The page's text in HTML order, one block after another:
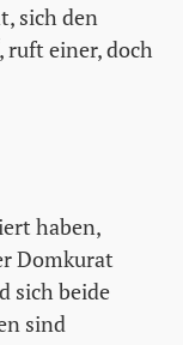
sich den
, ruft einer, doch
haben,
Domkurat
sich beide
sind